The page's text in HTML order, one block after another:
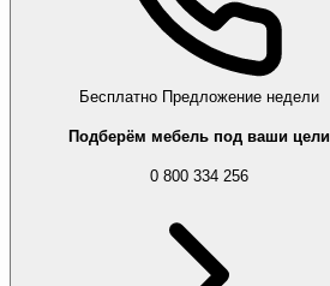
Бесплатно Предложение недели
Подберём мебель под ваши цели
0 800 334 256